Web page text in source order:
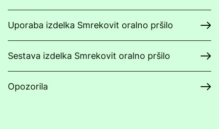
Uporaba izdelka Smrekovit oralno pršilo
Sestava izdelka Smrekovit oralno pršilo
Opozorila